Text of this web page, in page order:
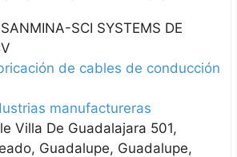
SANMINA-SCI SYSTEMS DE
de cables de conducción
manufactureras
Villa De Guadalajara 501,
Guadalupe Guadalupe